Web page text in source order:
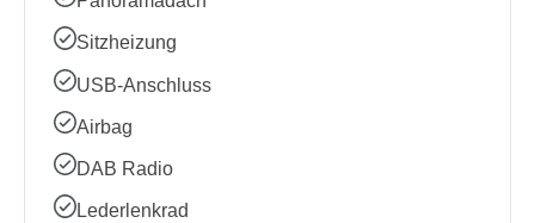
Sitzheizung
USB-Anschluss
Airbag
DAB Radio
Lederlenkrad